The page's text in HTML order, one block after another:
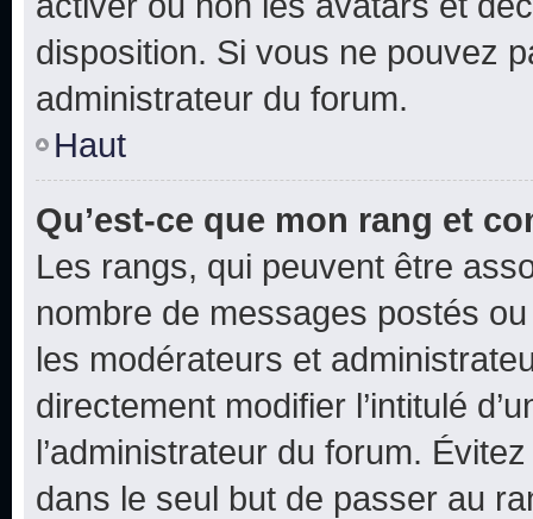
disposition. Si vous ne pouvez
administrateur du forum.
Haut
Qu’est-ce que mon rang et
Les rangs, qui peuvent être
nombre de messages postés
les modérateurs et
directement modifier l’intitulé
l’administrateur du forum.
dans le seul but de passer au